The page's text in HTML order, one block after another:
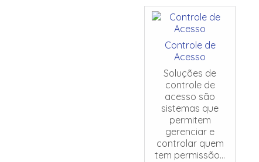
Controle de
Acesso
Soluções de
controle de
acesso são
sistemas que
permitem
gerenciar e
controlar quem
tem permissão...